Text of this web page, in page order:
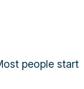
people start